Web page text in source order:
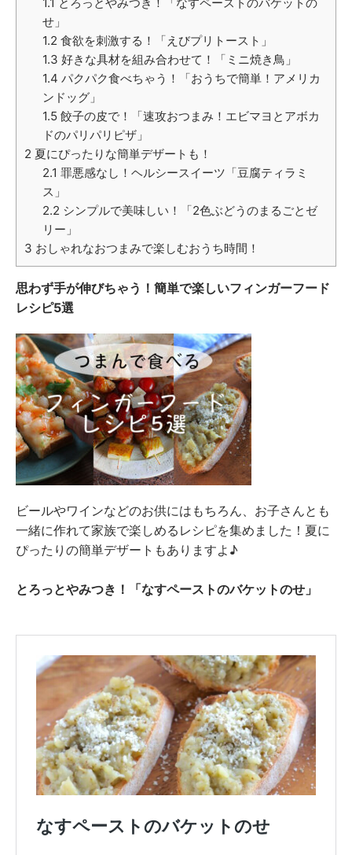
せ」
1.2 食欲を刺激する！「えびプリトースト」
1.3 好きな具材を組み合わせて！「ミニ焼き鳥」
1.4 パクパク食べちゃう！「おうちで簡単！アメリカ
ンドッグ」
1.5餃子の皮で！「速攻おつまみ！エビマヨとアボカ
ドのパリパリピザ」
2 夏にぴったりな簡単デザートも！
2.1 罪悪感なし！ヘルシースイーツ「豆腐ティラミ
ス」
2.2 シンプルで美味しい！「2色ぶどうのまるごとゼ
リー」
3 おしゃれなおつまみで楽しむおうち時間！
思わず手が伸びちゃう！簡単で楽しいフィンガーフード
レシピ5選
ビールやワインなどのお供にはもちろん、お子さんとも
一緒に作れて家族で楽しめるレシピを集めました！夏に
ぴったりの簡単デザートもありますよ♪
とろっとやみつき！「なすペーストのバケットのせ」